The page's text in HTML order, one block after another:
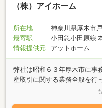
（株）アイホーム
所在地
神奈川県厚木市
最寄駅
小田急小田原線
情報提供元
アットホーム
弊社は昭和６３年厚木市に事
産取引に関する業務全般を行
改築・リフォームや近隣企業